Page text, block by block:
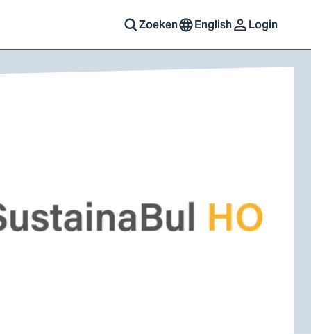
Zoeken
English Login